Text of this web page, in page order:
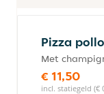
Pizza
Met
€ 11,50
incl. statiegeld (€